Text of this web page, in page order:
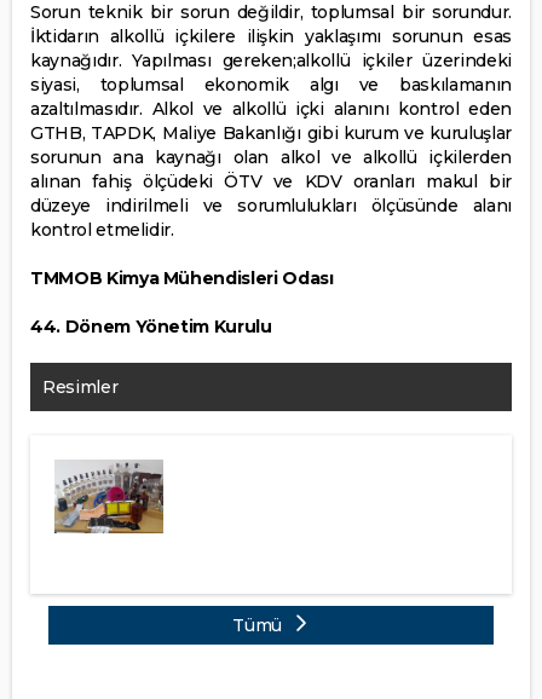
Sorun teknik bir sorun değildir, toplumsal bir sorundur.
İktidarın alkollü içkilere ilişkin yaklaşımı sorunun esas
kaynağıdır. Yapılması gereken;alkollü içkiler üzerindeki
siyasi, toplumsal ekonomik algı ve baskılamanın
azaltılmasıdır. Alkol ve alkollü içki alanını kontrol eden
GTHB, TAPDK, Maliye Bakanlığı gibi kurum ve kuruluşlar
sorunun ana kaynağı olan alkol ve alkollü içkilerden
alınan fahiş ölçüdeki ÖTV ve KDV oranları makul bir
düzeye indirilmeli ve sorumlulukları ölçüsünde alanı
kontrol etmelidir.
TMMOB Kimya Mühendisleri Odası
44. Dönem Yönetim Kurulu
Resimler
Tümü